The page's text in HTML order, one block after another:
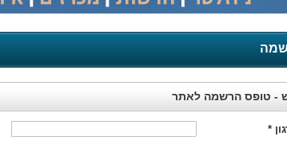
- טופס הרשמה לאתר
*